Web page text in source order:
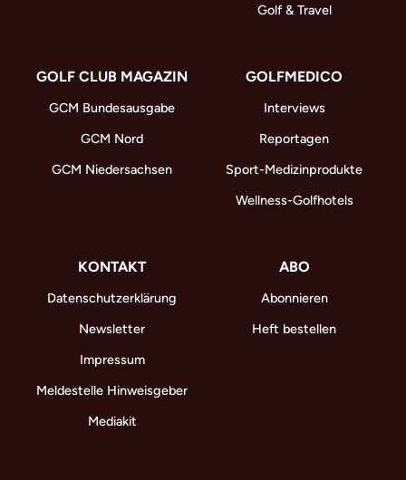
Golf & Travel
GOLF CLUB MAGAZIN
GCM Bundesausgabe
GCM Nord
GCM Niedersachsen
GOLFMEDICO
Interviews
Reportagen
Sport-Medizinprodukte
Wellness-Golfhotels
KONTAKT
Datenschutzerklärung
Newsletter
Impressum
Meldestelle Hinweisgeber
Mediakit
ABO
Abonnieren
Heft bestellen